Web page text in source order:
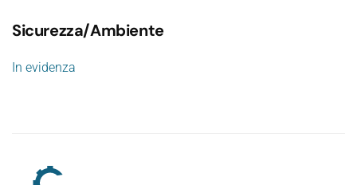
Sicurezza/Ambiente
In evidenza